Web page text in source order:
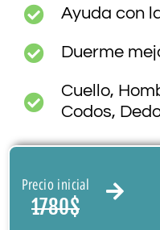
Ayuda con
Duerme
Cuello,
Codos,
Precio inicial
1780$